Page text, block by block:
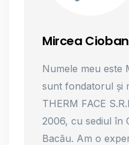
Mircea
Numele meu este
sunt fondatorul și
THERM FACE
2006, cu sediul în
Bacău. Am o